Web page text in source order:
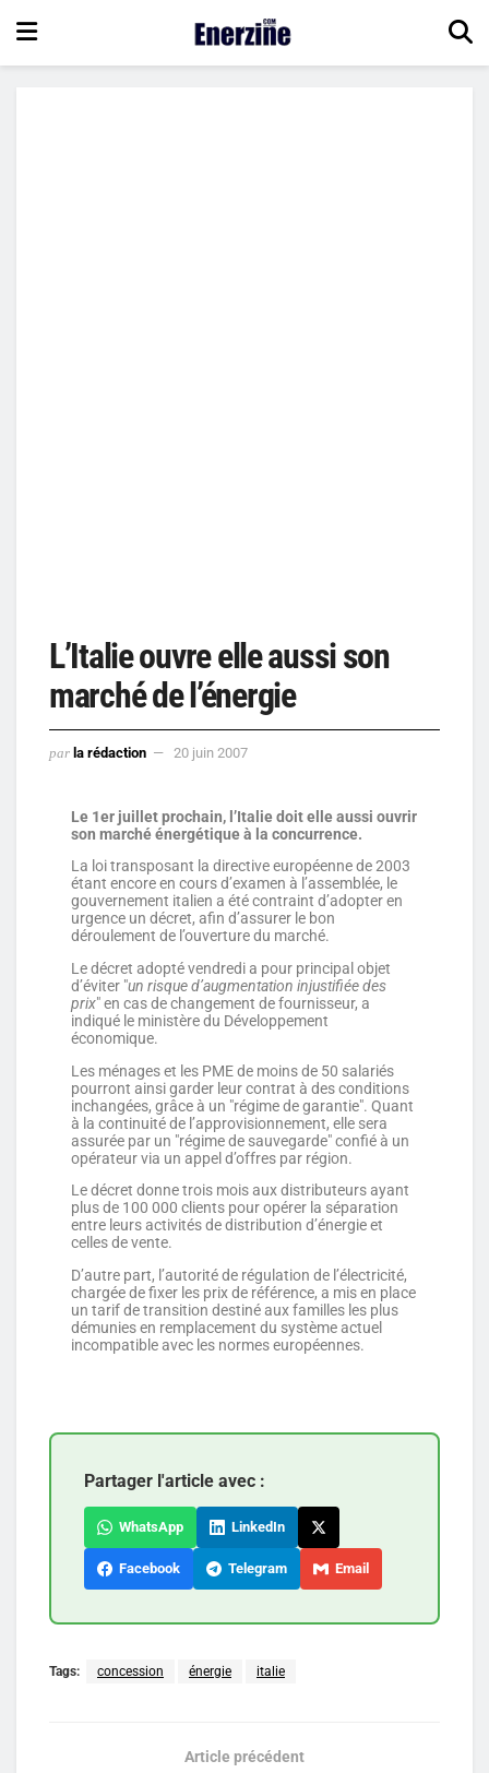
L’Italie ouvre elle aussi son
marché de l’énergie
par la rédaction 20 juin 2007
Le 1er juillet prochain, l’Italie doit elle aussi ouvrir
son marché énergétique à la concurrence.
La loi transposant la directive européenne de 2003
étant encore en cours d’examen à l’assemblée, le
gouvernement italien a été contraint d’adopter en
urgence un décret, afin d’assurer le bon
déroulement de l’ouverture du marché.
Le décret adopté vendredi a pour principal objet
d’éviter "un risque d’augmentation injustifiée des
prix" en cas de changement de fournisseur, a
indiqué le ministère du Développement
économique.
Les ménages et les PME de moins de 50 salariés
pourront ainsi garder leur contrat à des conditions
inchangées, grâce à un "régime de garantie". Quant
à la continuité de l’approvisionnement, elle sera
assurée par un "régime de sauvegarde" confié à un
opérateur via un appel d’offres par région.
Le décret donne trois mois aux distributeurs ayant
plus de 100 000 clients pour opérer la séparation
entre leurs activités de distribution d’énergie et
celles de vente.
D’autre part, l’autorité de régulation de l’électricité,
chargée de fixer les prix de référence, a mis en place
un tarif de transition destiné aux familles les plus
démunies en remplacement du système actuel
incompatible avec les normes européennes.
Partager l'article avec :
WhatsApp LinkedIn
Facebook Telegram Email
Tags: concession énergie italie
Article précédent